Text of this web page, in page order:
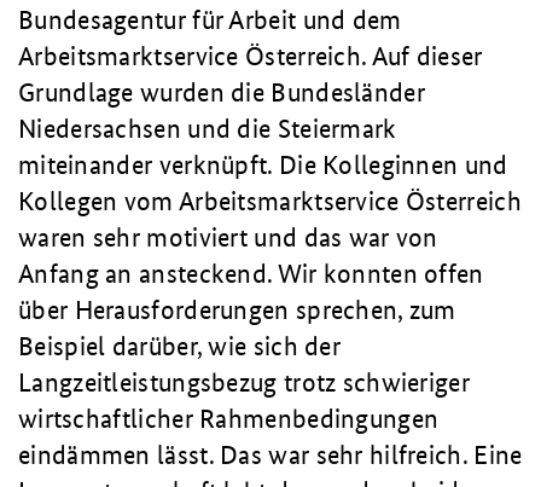
Bundesagentur für Arbeit und dem
Arbeitsmarktservice Österreich. Auf dieser
Grundlage wurden die Bundesländer
Niedersachsen und die Steiermark
miteinander verknüpft. Die Kolleginnen und
Kollegen vom Arbeitsmarktservice Österreich
waren sehr motiviert und das war von
Anfang an ansteckend. Wir konnten offen
über Herausforderungen sprechen, zum
Beispiel darüber, wie sich der
Langzeitleistungsbezug trotz schwieriger
wirtschaftlicher Rahmenbedingungen
eindämmen lässt. Das war sehr hilfreich. Eine